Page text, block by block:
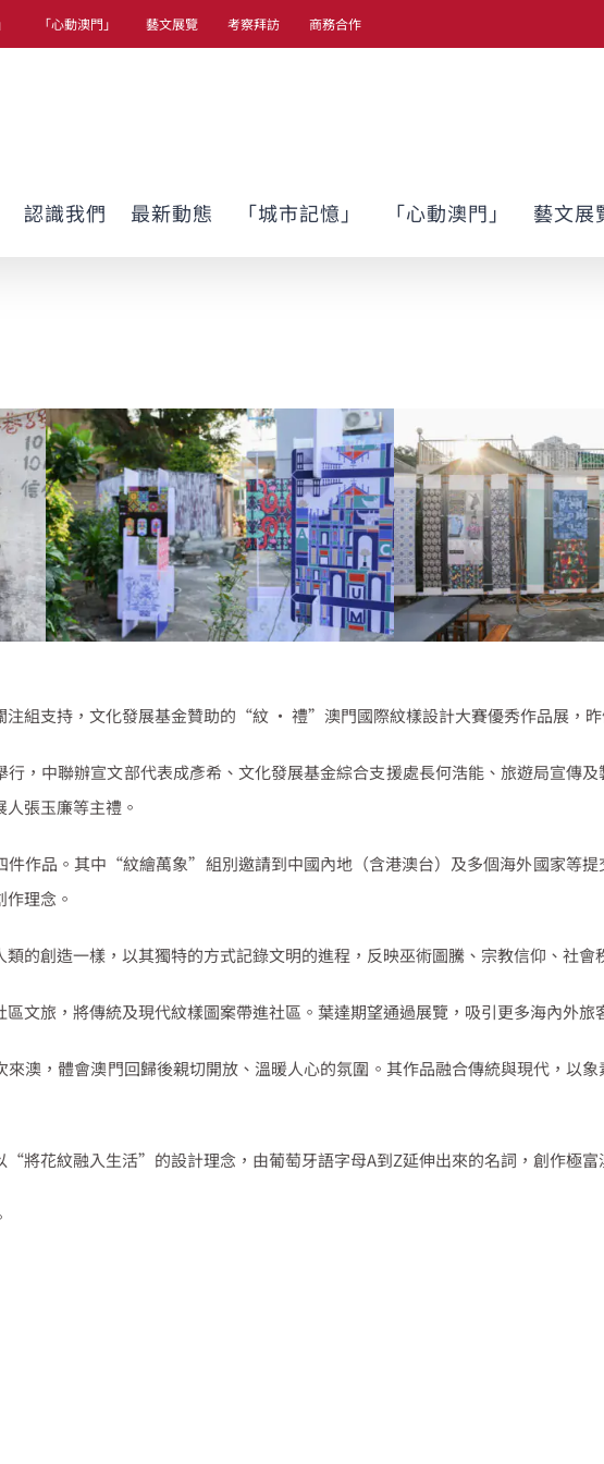
「心動澳門」 藝文展覽 考察拜訪 商務合作
認識我們 最新動態 「城市記憶」 「心動澳門」 藝文展
注組支持，文化發展基金贊助的“紋 · 禮”澳門國際紋樣設計大賽優秀作品展，
，中聯辦宣文部代表成彥希、文化發展基金綜合支援處長何浩能、旅遊局宣傳
張玉廉等主禮。
件作品。其中“紋繪萬象”組別邀請到中國內地（含港澳台）及多個海外國家
理念。
的創造一樣，以其獨特的方式記錄文明的進程，反映巫術圖騰、宗教信仰、社會
文旅，將傳統及現代紋樣圖案帶進社區。葉達期望通過展覽，吸引更多海內外
澳，體會澳門回歸後親切開放、溫暖人心的氛圍。其作品融合傳統與現代，以
將花紋融入生活”的設計理念，由葡萄牙語字母A到Z延伸出來的名詞，創作極富